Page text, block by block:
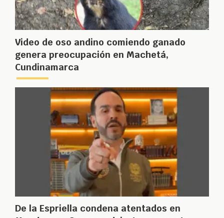
Video de oso andino comiendo ganado
genera preocupación en Machetá,
Cundinamarca
De la Espriella condena atentados en